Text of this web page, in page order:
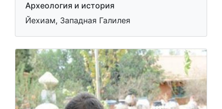
Археология и история
Йехиам, Западная Галилея